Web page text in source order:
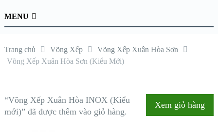
MENU
Trang chủ Võng Xếp
Võng Xếp Xuân Hòa Sơn
Võng Xếp Xuân Hòa Sơn (Kiểu Mới)
Xem giỏ hàng
“Võng Xếp Xuân Hòa INOX (Kiểu
mới)” đã được thêm vào giỏ hàng.